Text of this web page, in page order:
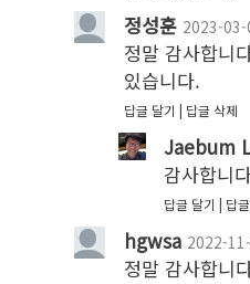
정성훈 2023-
정말 감사합니
있습니다.
답글 달기 답글 삭제
Jaebum
감사합니
답글 달기 답
hgwsa 2022-
정말 감사합니